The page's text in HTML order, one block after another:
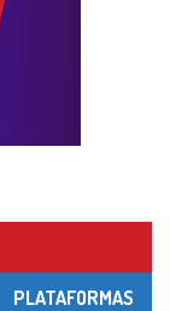
PLATAFORMAS